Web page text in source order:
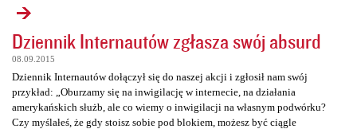
Dziennik Internautów zgłasza swój absurd
08.09.2015
Dziennik Internautów dołączył się do naszej akcji i zgłosił nam swój
przykład: „Oburzamy się na inwigilację w internecie, na działania
amerykańskich służb, ale co wiemy o inwigilacji na własnym podwórku?
Czy myślałeś, że gdy stoisz sobie pod blokiem, możesz być ciągle